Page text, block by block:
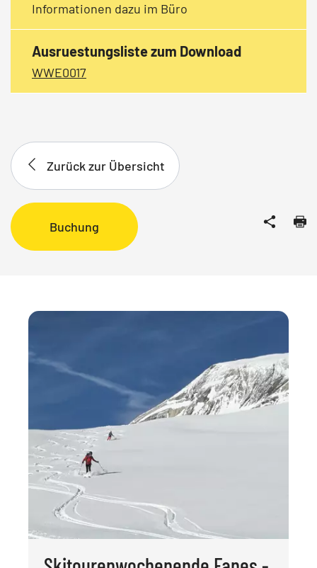
Informationen dazu im Büro
Ausruestungsliste zum Download
WWE0017
Zurück zur Übersicht
Buchung